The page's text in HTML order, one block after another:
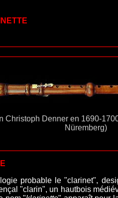
Christoph Denner en 1690-
Nüremberg)
probable le "clarinet",
"clarin", un hautbois